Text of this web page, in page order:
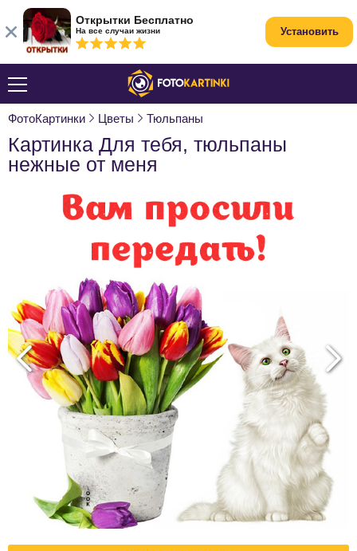
ФотоКартинки Цветы Тюльпаны
Картинка Для тебя, тюльпаны
нежные от меня
Открытки Бесплатно
На все случаи жизни Установить